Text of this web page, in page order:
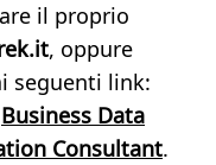
il proprio
, oppure
seguenti link:
Business Data
Consultant.